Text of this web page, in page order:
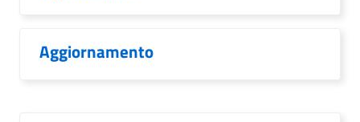
Aggiornamento